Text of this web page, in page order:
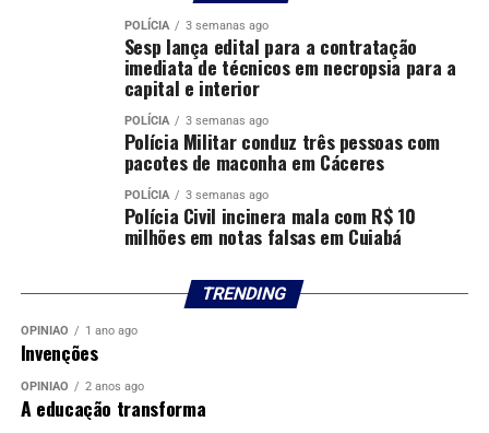
POLÍCIA 3 semanas ago
Sesp lança edital para a contratação
imediata de técnicos em necropsia para a
capital e interior
POLÍCIA 3 semanas ago
Polícia Militar conduz três pessoas com
pacotes de maconha em Cáceres
POLÍCIA 3 semanas ago
Polícia Civil incinera mala com R$ 10
milhões em notas falsas em Cuiabá
TRENDING
OPINIÃO 1 ano ago
Invenções
OPINIÃO 2 anos ago
A educação transforma